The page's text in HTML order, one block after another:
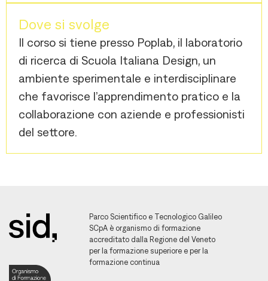
Dove si svolge
Il corso si tiene presso Poplab, il laboratorio
di ricerca di Scuola Italiana Design, un
ambiente sperimentale e interdisciplinare
che favorisce l’apprendimento pratico e la
collaborazione con aziende e professionisti
del settore.
Parco Scientifico e Tecnologico Galileo
SCpA è organismo di formazione
accreditato dalla Regione del Veneto
per la formazione superiore e per la
formazione continua